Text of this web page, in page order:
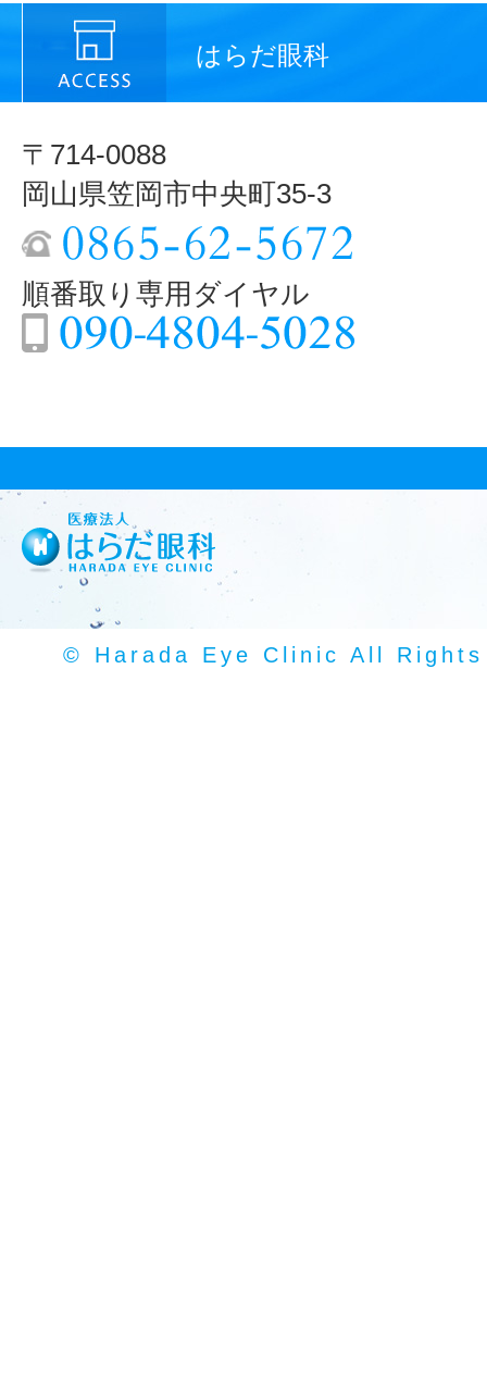
はらだ眼科
〒714-0088
岡山県笠岡市中央町35-3
順番取り専用ダイヤル
© Harada Eye Clinic All